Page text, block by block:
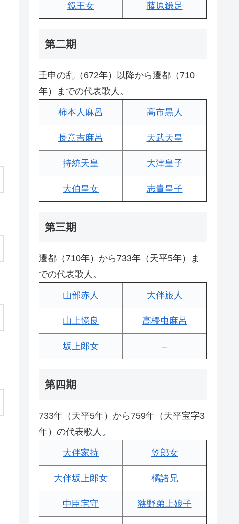
鏡王女 藤原鎌足
第二期
壬申の乱（672年）以降から遷都（710
年）までの代表歌人。
柿本人麻呂 高市黒人
長意吉麻呂 天武天皇
持統天皇 大津皇子
大伯皇女 志貴皇子
第三期
遷都（710年）から733年（天平5年）ま
での代表歌人。
山部赤人 大伴旅人
山上憶良 高橋虫麻呂
坂上郎女 –
第四期
733年（天平5年）から759年（天平宝字3
年）の代表歌人。
大伴家持 笠郎女
大伴坂上郎女 橘諸兄
中臣宅守 狭野弟上娘子